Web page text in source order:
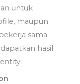
untuk
maupun
sama
hasil